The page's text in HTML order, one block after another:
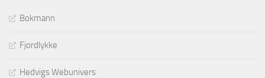
Bokmann
Fjordlykke
Hedvigs Webunivers